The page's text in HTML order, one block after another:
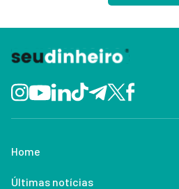
Home
Últimas notícias